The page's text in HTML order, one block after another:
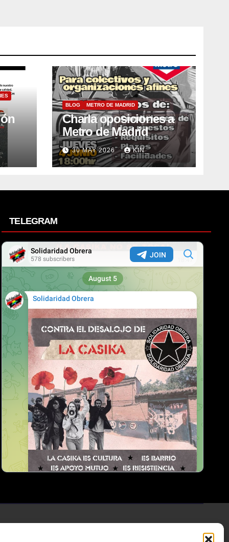
BLOG METRO DE MADRID
Charla oposiciones a
Metro de Madrid
30 MAY 2026 KIN_
TELEGRAM